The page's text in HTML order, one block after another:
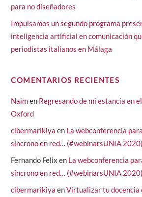
para no diseñadores
Impulsamos un segundo programa
inteligencia artificial en comunicación
periodistas italianos en Málaga
COMENTARIOS RECIENTES
Naimen Regresando de mi estancia en
Oxford
cibermarikiya en La webconferencia
síncrono en red… (#webinarsUNIA 2020)
Fernando Felix en La webconferencia
síncrono en red… (#webinarsUNIA 2020)
cibermarikiya enVirtualizar tu docencia